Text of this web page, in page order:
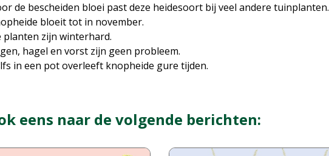
de bescheiden bloei past deze heidesoort bij veel andere tuinplanten.
bloeit tot in november.
planten zijn winterhard.
hagel en vorst zijn geen probleem.
in een pot overleeft knopheide gure tijden.
eens naar de volgende berichten: